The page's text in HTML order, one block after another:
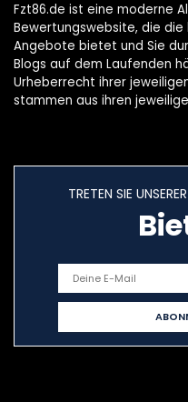
Fzt86.de ist eine moderne
Bewertungswebsite, die
Angebote bietet und Sie
Blogs auf dem Laufenden
Urheberrecht ihrer
stammen aus ihren
TRETEN SIE